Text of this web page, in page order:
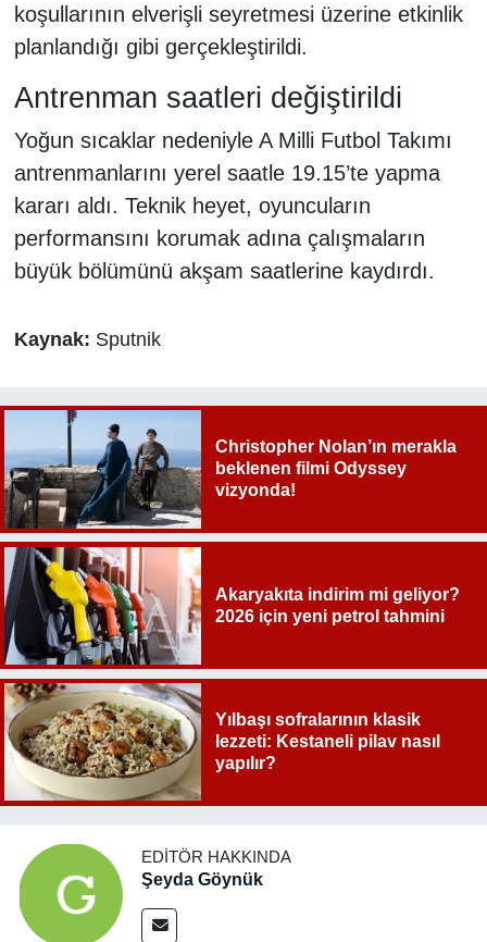
koşullarının elverişli seyretmesi üzerine etkinlik
planlandığı gibi gerçekleştirildi.
Antrenman saatleri değiştirildi
Yoğun sıcaklar nedeniyle A Milli Futbol Takımı
antrenmanlarını yerel saatle 19.15’te yapma
kararı aldı. Teknik heyet, oyuncuların
performansını korumak adına çalışmaların
büyük bölümünü akşam saatlerine kaydırdı.
Kaynak: Sputnik
Christopher Nolan’ın merakla
beklenen filmi Odyssey
vizyonda!
Akaryakıta indirim mi geliyor?
2026 için yeni petrol tahmini
Yılbaşı sofralarının klasik
lezzeti: Kestaneli pilav nasıl
yapılır?
EDITÖR HAKKINDA
Şeyda Göynük